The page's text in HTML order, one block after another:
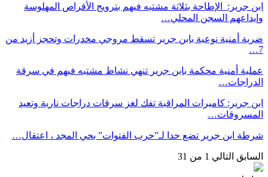
ابن جرير: الإطاحة بثلاثة مشتبه فيهم بترويج الأقراص المهلوسة
وإيداعهم السجن المحلي…
ضربة أمنية نوعية بابن جرير تسقط مروجي مخدرات وتحجز أزيد من
7…
عملية أمنية محكمة بابن جرير تنهي نشاط مشتبه فيهم في سرقة
الدراجات…
ابن جرير: كاميرات المراقبة تفك لغز سرقات دراجات نارية وتعيد
المسروقات…
شرطة ابن جرير تضع حدا لـ”حرب الفتوات” بحي المجد ، اعتقال…
السابق التالي 1 من 31